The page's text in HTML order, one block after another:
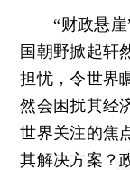
“财政悬崖”
国朝野掀起轩
担忧，令世界
然会困扰其经
世界关注的焦
其解决方案？